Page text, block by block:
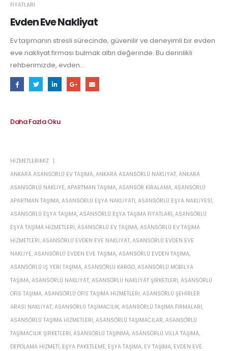
Evden Eve Nakliyat
FIYATLARI
Ev taşımanın stresli sürecinde, güvenilir ve deneyimli bir evden
eve nakliyat firması bulmak altın değerinde. Bu derinlikli
rehberimizde, evden...
Daha Fazla Oku
HIZMETLERIMIZ
ANKARA ASANSÖRLÜ EV TAŞIMA, ANKARA ASANSÖRLÜ NAKLIYAT, ANKARA
ASANSÖRLÜ NAKLIYE, APARTMAN TAŞIMA, ASANSÖR KIRALAMA, ASANSÖRLÜ
APARTMAN TAŞIMA, ASANSÖRLÜ EŞYA NAKLIYATI, ASANSÖRLÜ EŞYA NAKLIYESI,
ASANSÖRLÜ EŞYA TAŞIMA, ASANSÖRLÜ EŞYA TAŞIMA FIYATLARI, ASANSÖRLÜ
EŞYA TAŞIMA HIZMETLERI, ASANSÖRLÜ EV TAŞIMA, ASANSÖRLÜ EV TAŞIMA
HIZMETLERI, ASANSÖRLÜ EVDEN EVE NAKLIYAT, ASANSÖRLÜ EVDEN EVE
NAKLIYE, ASANSÖRLÜ EVDEN EVE TAŞIMA, ASANSÖRLÜ EVDEN TAŞIMA,
ASANSÖRLÜ IŞ YERI TAŞIMA, ASANSÖRLÜ KARGO, ASANSÖRLÜ MOBILYA
TAŞIMA, ASANSÖRLÜ NAKLIYAT, ASANSÖRLÜ NAKLIYAT ŞIRKETLERI, ASANSÖRLÜ
OFIS TAŞIMA, ASANSÖRLÜ OFIS TAŞIMA HIZMETLERI, ASANSÖRLÜ ŞEHIRLER
ARASI NAKLIYAT, ASANSÖRLÜ TAŞIMACILIK, ASANSÖRLÜ TAŞIMA FIRMALARI,
ASANSÖRLÜ TAŞIMA HIZMETLERI, ASANSÖRLÜ TAŞIMACILAR, ASANSÖRLÜ
TAŞIMACILIK ŞIRKETLERI, ASANSÖRLÜ TAŞINMA, ASANSÖRLÜ VILLA TAŞIMA,
DEPOLAMA HIZMETI, EŞYA PAKETLEME, EŞYA TAŞIMA, EV TAŞIMA, EVDEN EVE